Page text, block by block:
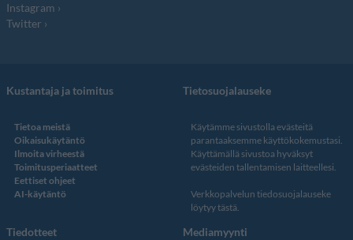
Instagram
Twitter
Kustantaja ja toimitus
Tietoa meistä
Oikaisukäytäntö
Ilmoita virheestä
Toimitusperiaatteet
Eettiset ohjeet
AI-käytäntö
Tietosuojalauseke
Käytämme sivustolla evästeitä
parantaaksemme käyttökokemustasi.
Käyttämällä sivustoa hyväksyt
evästeiden tallentamisen laitteellesi.
Verkkopalvelun tiedosuojalauseke
löytyy tästä.
Tiedotteet Mediamyynti